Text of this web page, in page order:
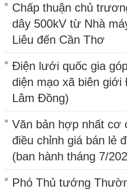
Chấp thuận chủ
dây 500kV từ Nhà
Liêu đến Cần Thơ
Điện lưới quốc gia
diện mạo xã biên giới
Lâm Đồng)
Văn bản hợp nhất cơ
điều chỉnh giá bán lẻ
(ban hành tháng 7/
Phó Thủ tướng